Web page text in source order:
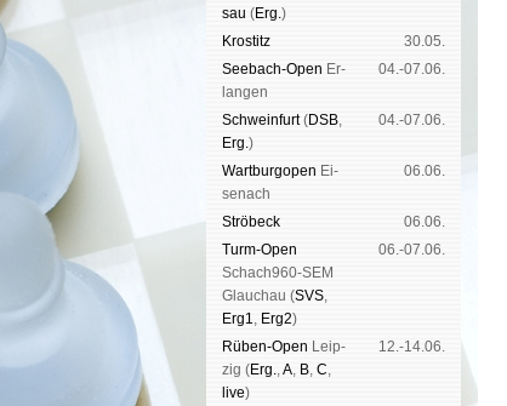
sau (Erg.)
Kros­titz
30.05.
See­bach-Open Er­
lan­gen
04.-07.06.
Schwein­furt(DSB,
Erg.)
04.-07.06.
Wart­burg­open Ei­
se­nach
06.06.
Strö­beck
06.06.
Turm-Open
Schach960-SEM
Glau­chau (SVS,
Erg1, Erg2)
06.-07.06.
Rüben-Open Leip­
zig (Erg.,A, B, C,
live)
12.-14.06.